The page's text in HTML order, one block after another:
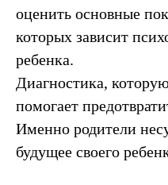
оценить основные
которых зависит
ребенка.
Диагностика,
помогает
Именно родители
будущее своего